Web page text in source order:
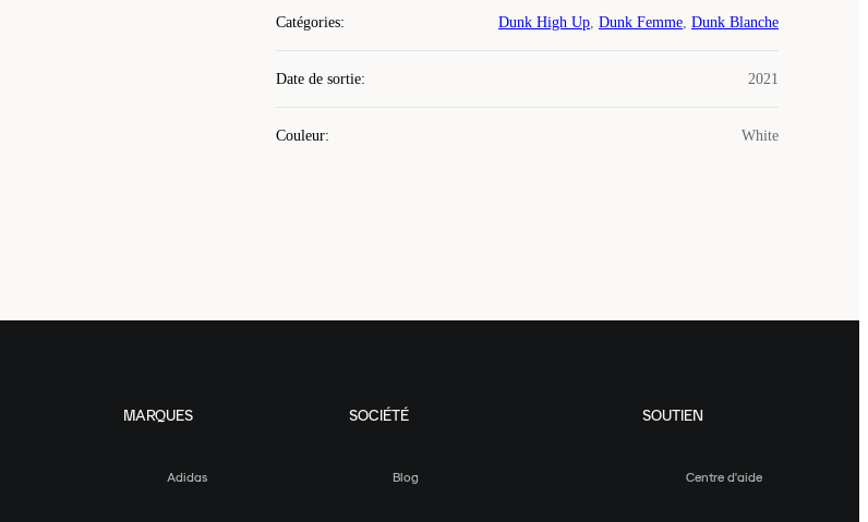
Catégories: Dunk High Up, Dunk Femme, Dunk Blanche
Date de sortie: 2021
Couleur: White
MARQUES
Adidas
SOCIÉTÉ
Blog
SOUTIEN
Centre d'aide